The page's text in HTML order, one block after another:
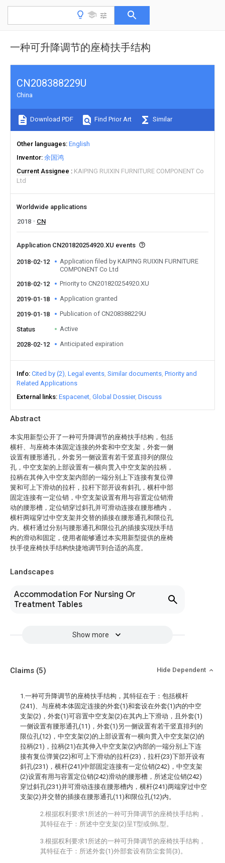
一种可升降调节的座椅扶手结构
Abstract
本实用新型公开了一种可升降调节的座椅扶手结构，包括
横杆、与座椅本体固定连接的外套和中空支架，外套一侧
设置有腰形通孔，外套另一侧设置有若干竖直排列的限位
孔，中空支架的上部设置有一横向贯入中空支架的拉柄，
拉柄在其伸入中空支架内部的一端分别上下连接有复位弹
簧和可上下滑动的拉杆，拉杆下部开设有斜孔，横杆中部
固定连接有一定位销，中空支架设置有用与容置定位销滑
动的腰形槽，定位销穿过斜孔并可滑动连接在腰形槽内，
横杆两端穿过中空支架并交替的插接在腰形通孔和限位孔
内。横杆通过分别与腰形通孔和限位孔的插接实现扶手结
构的滑动和固定，使用者能够通过本实用新型提供的座椅
扶手使座椅扶手结构快捷地调节到合适的高度。
Landscapes
Accommodation For Nursing Or
Treatment Tables
Show more
CN208388229U
China
Download PDF Find Prior Art Similar
Other languages English
Inventor 余国鸿
Current Assignee
KAIPING RUIXIN FURNITURE COMPONENT Co
Ltd
Worldwide applications
2018
CN
Application CN201820254920.XU events
2018-02-12
Application filed by KAIPING RUIXIN FURNITURE
COMPONENT Co Ltd
2018-02-12
Priority to CN201820254920.XU
2019-01-18 Application granted
2019-01-18 Publication of CN208388229U
Status Active
2028-02-12 Anticipated expiration
Info Cited by (2) Legal events Similar documents Priority and
Related Applications
External links Espacenet Global Dossier Discuss
Claims (5) Hide Dependent
1.一种可升降调节的座椅扶手结构，其特征在于：包括横杆
(241)、与座椅本体固定连接的外套(1)和套设在外套(1)内的中空
支架(2)，外套(1)可容置中空支架(2)在其内上下滑动，且外套(1)
一侧设置有腰形通孔(11)，外套(1)另一侧设置有若干竖直排列的
限位孔(12)，中空支架(2)的上部设置有一横向贯入中空支架(2)的
拉柄(21)，拉柄(21)在其伸入中空支架(2)内部的一端分别上下连
接有复位弹簧(22)和可上下滑动的拉杆(23)，拉杆(23)下部开设有
斜孔(231)，横杆(241)中部固定连接有一定位销(242)，中空支架
(2)设置有用与容置定位销(242)滑动的腰形槽，所述定位销(242)
穿过斜孔(231)并可滑动连接在腰形槽内，横杆(241)两端穿过中空
支架(2)并交替的插接在腰形通孔(11)和限位孔(12)内。
2.根据权利要求1所述的一种可升降调节的座椅扶手结构，
其特征在于：所述中空支架(2)呈T型或倒L型。
3.根据权利要求1所述的一种可升降调节的座椅扶手结构，
其特征在于：所述外套(1)外部套设有防尘套筒(3)。